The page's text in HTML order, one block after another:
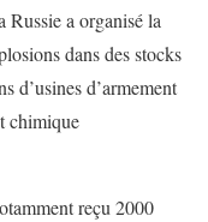
Russie a organisé la
dans des stocks
d’usines d’armement
chimique
reçu 2000